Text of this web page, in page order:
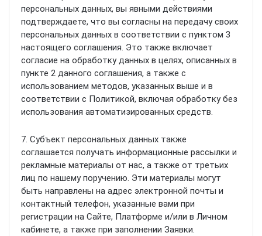
персональных данных, вы явными действиями
подтверждаете, что вы согласны на передачу своих
персональных данных в соответствии с пунктом 3
настоящего соглашения. Это также включает
согласие на обработку данных в целях, описанных в
пункте 2 данного соглашения, а также с
использованием методов, указанных выше и в
соответствии с Политикой, включая обработку без
использования автоматизированных средств.
7. Субъект персональных данных также
соглашается получать информационные рассылки и
рекламные материалы от нас, а также от третьих
лиц по нашему поручению. Эти материалы могут
быть направлены на адрес электронной почты и
контактный телефон, указанные вами при
регистрации на Сайте, Платформе и/или в Личном
кабинете, а также при заполнении Заявки.